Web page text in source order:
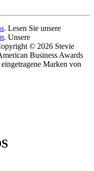
. Lesen Sie unsere
. Unsere
© 2026 Stevie
Business Awards
Marken von